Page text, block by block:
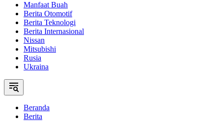
Manfaat Buah
Berita Otomotif
Berita Teknologi
Berita Internasional
Nissan
Mitsubishi
Rusia
Ukraina
Beranda
Berita